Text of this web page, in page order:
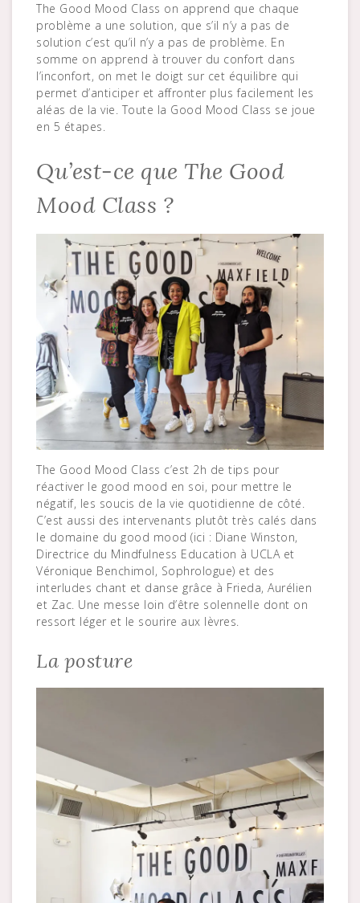
The Good Mood Class on apprend que chaque
problème a une solution, que s’il n’y a pas de
solution c’est qu’il n’y a pas de problème. En
somme on apprend à trouver du confort dans
l’inconfort, on met le doigt sur cet équilibre qui
permet d’anticiper et affronter plus facilement les
aléas de la vie. Toute la Good Mood Class se joue
en 5 étapes.
Qu’est-ce que The Good
Mood Class ?
The Good Mood Class c’est 2h de tips pour
réactiver le good mood en soi, pour mettre le
négatif, les soucis de la vie quotidienne de côté.
C’est aussi des intervenants plutôt très calés dans
le domaine du good mood (ici : Diane Winston,
Directrice du Mindfulness Education à UCLA et
Véronique Benchimol, Sophrologue) et des
interludes chant et danse grâce à Frieda, Aurélien
et Zac. Une messe loin d’être solennelle dont on
ressort léger et le sourire aux lèvres.
La posture